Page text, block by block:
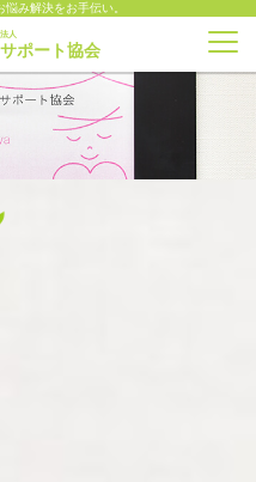
み解決をお手伝い。
人
ポート協会